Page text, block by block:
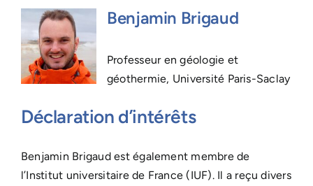
Benjamin Brigaud
Professeur en géologie et
géothermie, Université Paris-Saclay
Déclaration d’intérêts
Benjamin Brigaud est également membre de
l’Institut universitaire de France (IUF). Il a reçu divers